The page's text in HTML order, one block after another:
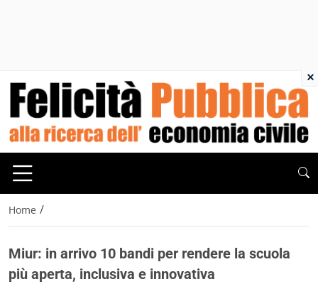
Home /
Miur: in arrivo 10 bandi per rendere la scuola
più aperta, inclusiva e innovativa
×